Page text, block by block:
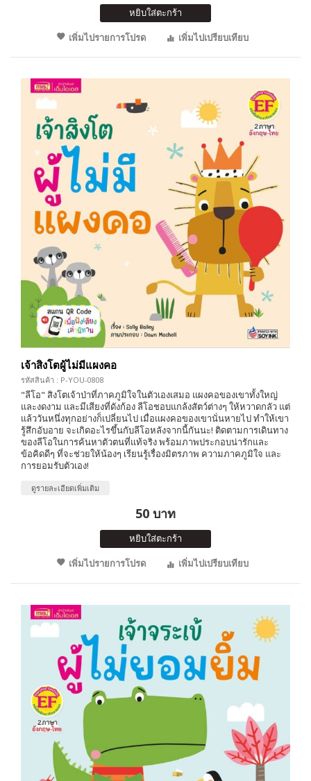
หยิบใส่ตะกร้า
เพิ่มไปรายการโปรด
เพิ่มไปเปรียบเทียบ
เจ้าสิงโตผู้ไม่มีแผงคอ
รหัสสินค้า : P-YOU-0808
"ลีโอ" สิงโตเจ้าป่าที่ภาคภูมิใจในตัวเองเสมอ แผงคอของเขาทั้งใหญ่
และงดงาม และมีเสียงที่ดังก้อง ลีโอชอบแกล้งสัตว์ต่างๆ ให้หวาดกลัว แต่
แล้ววันหนึ่งทุกอย่างก็เปลี่ยนไป เมื่อเเผงคอของเขานั่นหายไป ทำให้เขา
รู้สึกอับอาย จะเกิดอะไรขึ้นกับลีโอหลังจากนี้กันนะ! ติดตามการเดินทาง
ของลีโอในการค้นหาตัวตนที่แท้จริง พร้อมภาพประกอบน่ารักและ
ข้อคิดดีๆ ที่จะช่วยให้น้องๆ เรียนรู้เรื่องมิตรภาพ ความภาคภูมิใจ และ
การยอมรับตัวเอง!
ดูรายละเอียดเพิ่มเติม
50 บาท
หยิบใส่ตะกร้า
เพิ่มไปรายการโปรด
เพิ่มไปเปรียบเทียบ